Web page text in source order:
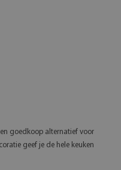
goedkoop alternatief voor
geef je de hele keuken